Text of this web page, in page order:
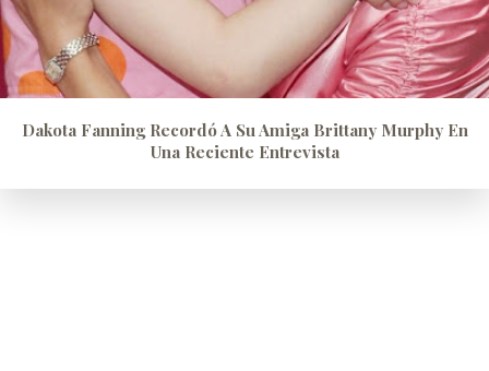
Dakota Fanning Recordó A Su Amiga Brittany Murphy En
Una Reciente Entrevista